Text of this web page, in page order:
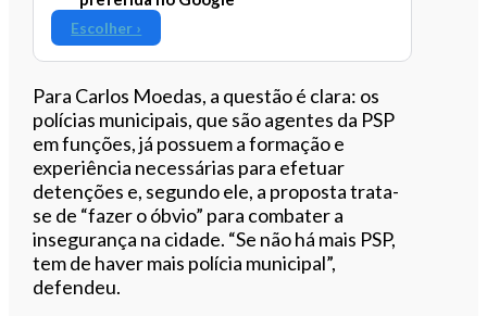
Escolher ›
Para Carlos Moedas, a questão é clara: os
polícias municipais, que são agentes da PSP
em funções, já possuem a formação e
experiência necessárias para efetuar
detenções e, segundo ele, a proposta trata-
se de “fazer o óbvio” para combater a
insegurança na cidade. “Se não há mais PSP,
tem de haver mais polícia municipal”,
defendeu.